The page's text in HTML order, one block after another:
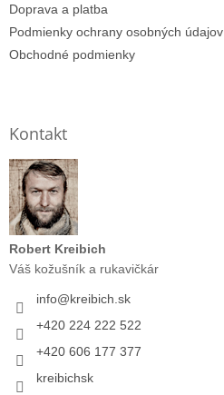
Doprava a platba
Podmienky ochrany osobných údajov
Obchodné podmienky
Kontakt
Robert Kreibich
Váš kožušník a rukavičkár
info@kreibich.sk
+420 224 222 522
+420 606 177 377
kreibichsk